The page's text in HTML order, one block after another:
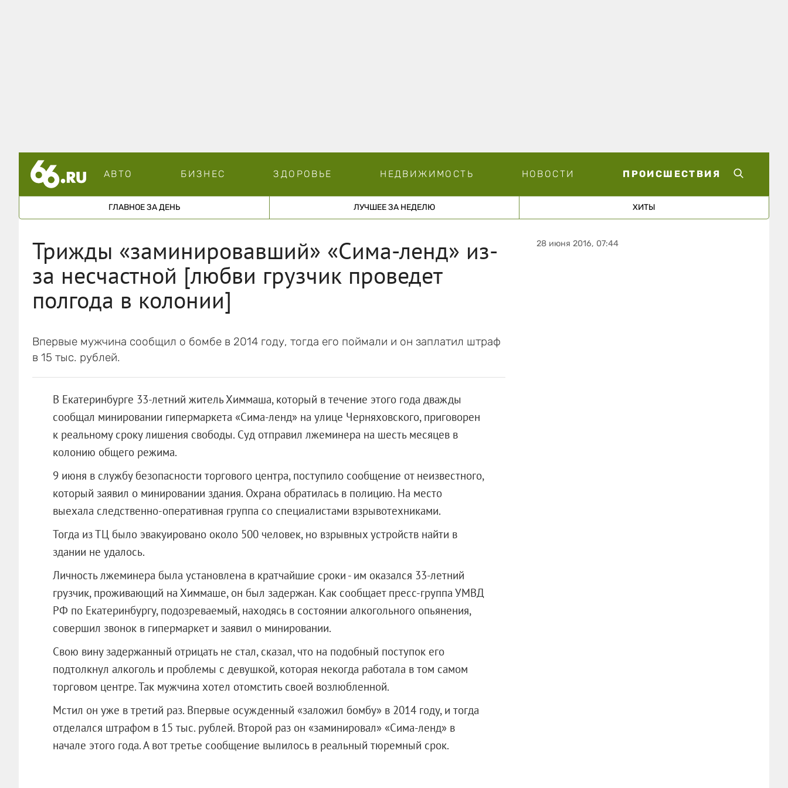
АВТО БИЗНЕС ЗДОРОВЬЕ НЕДВИЖИМОСТЬ НОВОСТИ ПРОИСШЕСТВИЯ
ГЛАВНОЕ ЗА ДЕНЬ ЛУЧШЕЕ ЗА НЕДЕЛЮ ХИТЫ
Трижды «заминировавший» «Сима-ленд» из-
за несчастной [любви грузчик проведет
полгода в колонии]
Впервые мужчина сообщил о бомбе в 2014 году, тогда его поймали и он заплатил штраф
в 15 тыс. рублей.
В Екатеринбурге 33-летний житель Химмаша, который в течение этого года дважды
сообщал минировании гипермаркета «Сима-ленд» на улице Черняховского, приговорен
к реальному сроку лишения свободы. Суд отправил лжеминера на шесть месяцев в
колонию общего режима.
9 июня в службу безопасности торгового центра, поступило сообщение от неизвестного,
который заявил о минировании здания. Охрана обратилась в полицию. На место
выехала следственно-оперативная группа со специалистами взрывотехниками.
Тогда из ТЦ было эвакуировано около 500 человек, но взрывных устройств найти в
здании не удалось.
Личность лжеминера была установлена в кратчайшие сроки - им оказался 33-летний
грузчик, проживающий на Химмаше, он был задержан. Как сообщает пресс-группа УМВД
РФ по Екатеринбургу, подозреваемый, находясь в состоянии алкогольного опьянения,
совершил звонок в гипермаркет и заявил о минировании.
Свою вину задержанный отрицать не стал, сказал, что на подобный поступок его
подтолкнул алкоголь и проблемы с девушкой, которая некогда работала в том самом
торговом центре. Так мужчина хотел отомстить своей возлюбленной.
Мстил он уже в третий раз. Впервые осужденный «заложил бомбу» в 2014 году, и тогда
отделался штрафом в 15 тыс. рублей. Второй раз он «заминировал» «Сима-ленд» в
начале этого года. А вот третье сообщение вылилось в реальный тюремный срок.
28 июня 2016, 07:44